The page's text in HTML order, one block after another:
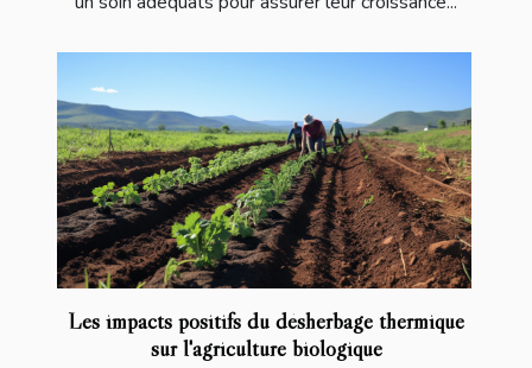
Les impacts positifs du désherbage thermique
sur l'agriculture biologique